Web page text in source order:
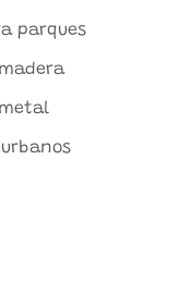
parques